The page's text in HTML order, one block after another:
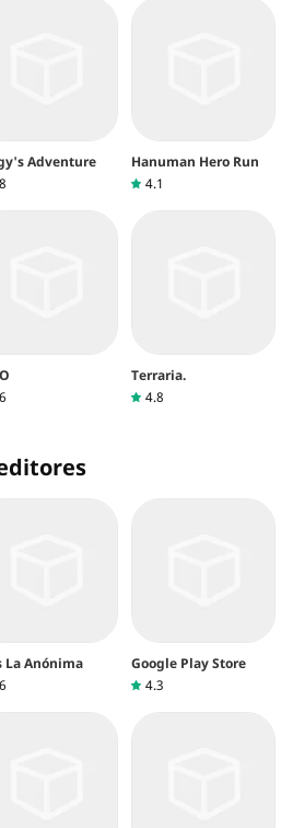
Adventure
Hanuman Hero Run
4.1
Terraria.
4.8
La Anónima
Google Play Store
4.3